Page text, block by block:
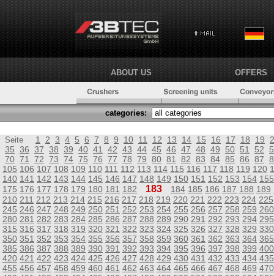
ABOUT US OFFERS
categories:
Seite 1 2 3 4 5 6 7 8 9 10 11 12 13 14 15 16 17 18 19
35 36 37 38 39 40 41 42 43 44 45 46 47 48 49 50 51 52
70 71 72 73 74 75 76 77 78 79 80 81 82 83 84 85 86 87
105 106 107 108 109 110 111 112 113 114 115 116 117 118 119 120
140 141 142 143 144 145 146 147 148 149 150 151 152 153 154 155
175 176 177 178 179 180 181 182 183 184 185 186 187 188 189
210 211 212 213 214 215 216 217 218 219 220 221 222 223 224 225
245 246 247 248 249 250 251 252 253 254 255 256 257 258 259 260
280 281 282 283 284 285 286 287 288 289 290 291 292 293 294 295
315 316 317 318 319 320 321 322 323 324 325 326 327 328 329 330
350 351 352 353 354 355 356 357 358 359 360 361 362 363 364 365
385 386 387 388 389 390 391 392 393 394 395 396 397 398 399 400
420 421 422 423 424 425 426 427 428 429 430 431 432 433 434 435
455 456 457 458 459 460 461 462 463 464 465 466 467 468 469 470